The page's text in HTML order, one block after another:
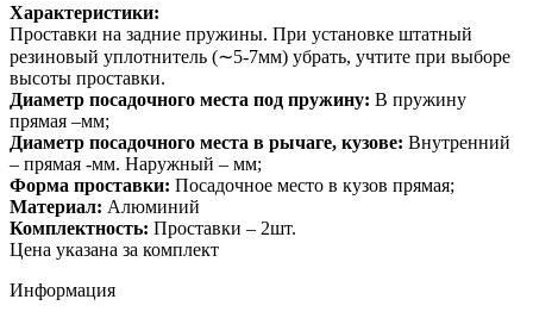
Характеристики:
Проставки на задние пружины. При установке штатный
резиновый уплотнитель (∼5-7мм) убрать, учтите при выборе
высоты проставки.
Диаметр посадочного места под пружину: В пружину
прямая –мм;
Диаметр посадочного места в рычаге, кузове: Внутренний
– прямая -мм. Наружный – мм;
Форма проставки: Посадочное место в кузов прямая;
Материал: Алюминий
Комплектность: Проставки – 2шт.
Цена указана за комплект
Информация